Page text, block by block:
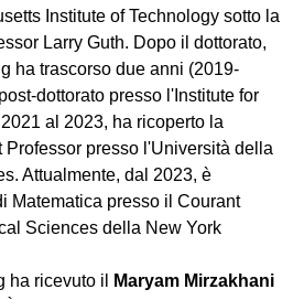
Institute of Technology sotto la
Larry Guth. Dopo il dottorato,
ha trascorso due anni (2019-
dottorato presso l'Institute for
al 2023, ha ricoperto la
Professor presso l'Università della
Attualmente, dal 2023, è
Matematica presso il Courant
Sciences della New York
ha ricevuto il
Maryam Mirzakhani